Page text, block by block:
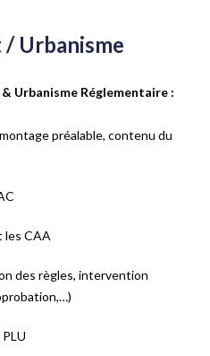
Urbanisme
Urbanisme Réglementaire :
préalable, contenu du
les CAA
des règles, intervention